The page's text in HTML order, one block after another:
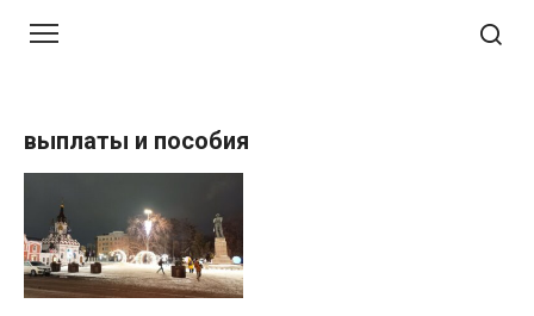
выплаты и пособия